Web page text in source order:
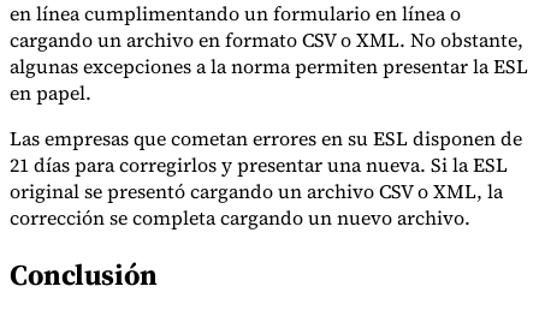
Expertos
Nuestros autoresConviértase en colaboradorElija un experto
en línea cumplimentando un formulario en línea o
cargando un archivo en formato CSV o XML. No obstante,
algunas excepciones a la norma permiten presentar la ESL
en papel.
Las empresas que cometan errores en su ESL disponen de
21 días para corregirlos y presentar una nueva. Si la ESL
original se presentó cargando un archivo CSV o XML, la
corrección se completa cargando un nuevo archivo.
Conclusión